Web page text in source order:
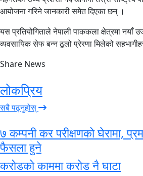
आयोजना गरिने जानकारी समेत दिएका छन् ।
यस प्रतियोगिताले नेपाली पाककला क्षेत्रमा नयाँ
व्यवसायिक सेफ बन्न ठूलो प्रेरणा मिलेको
Share News
लोकप्रिय
सबै पढ्नुहोस्
७ कम्पनी कर परीक्षणको घेरामा,
फैसला हुने
करोडको काममा करोड नै घाटा